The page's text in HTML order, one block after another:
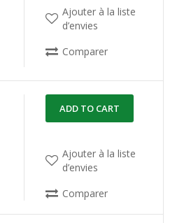
Ajouter à la liste
d’envies
Comparer
ADD TO CART
Ajouter à la liste
d’envies
Comparer